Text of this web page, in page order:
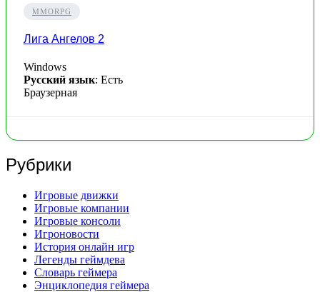
MMORPG
Лига Ангелов 2
Windows
Русский язык: Есть
Браузерная
Рубрики
Игровые движки
Игровые компании
Игровые консоли
Игроновости
История онлайн игр
Легенды геймдева
Словарь геймера
Энциклопедия геймера